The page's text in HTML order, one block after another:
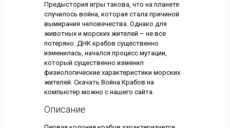
Предыстория игры такова, что на планете
случилось война, которая стала причиной
вымирания человечества. Однако для
животных и морских жителей – не все
потеряно. ДНК крабов существенно
изменилась, начался процесс мутации,
который существенно изменил
физиологические характеристики морских
жителей. Скачать Война Крабов на
компьютер можно с нашего сайта.
Описание